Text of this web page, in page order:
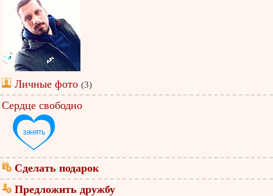
Личные фото (3)
Сердце свободно
Сделать подарок
Предложить дружбу